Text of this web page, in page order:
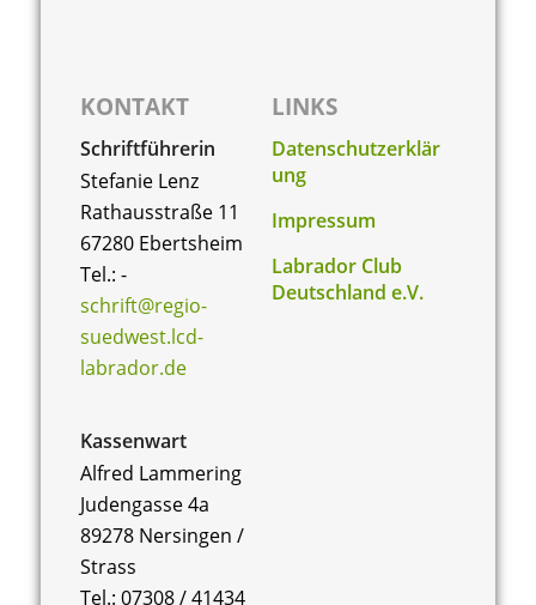
KONTAKT
Schriftführerin
Stefanie Lenz
Rathausstraße 11
67280 Ebertsheim
Tel.: -
schrift@regio-
suedwest.lcd-
labrador.de
Kassenwart
Alfred Lammering
Judengasse 4a
89278 Nersingen /
Strass
Tel.: 07308 / 41434
LINKS
Datenschutzerklär
ung
Impressum
Labrador Club
Deutschland e.V.